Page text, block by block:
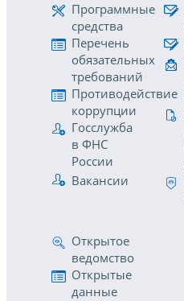
Программные
средства
Перечень
обязательных
требований
Противодействие
коррупции
Госслужба
в ФНС
России
Вакансии
Открытое
ведомство
Открытые
данные